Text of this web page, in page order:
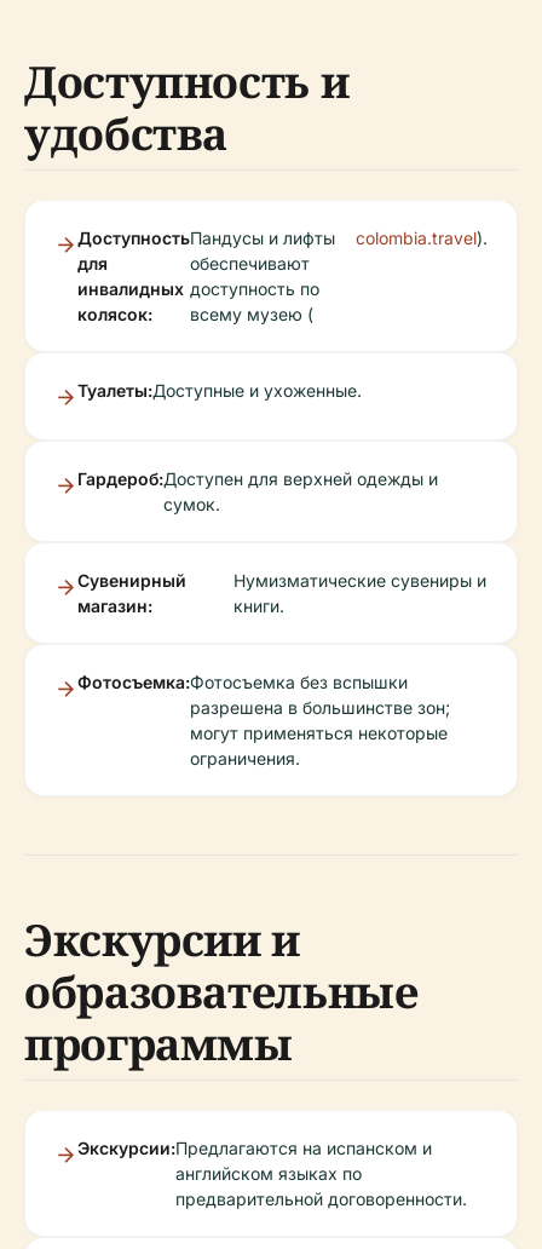
Доступность и
удобства
Доступность
для
инвалидных
колясок:
Пандусы и лифты
обеспечивают
доступность по
всему музею (
colombia.travel).
Туалеты:Доступные и ухоженные.
Гардероб:Доступен для верхней одежды и
сумок.
Сувенирный
магазин:
Нумизматические сувениры и
книги.
Фотосъемка:Фотосъемка без вспышки
разрешена в большинстве зон;
могут применяться некоторые
ограничения.
Экскурсии и
образовательные
программы
Экскурсии:Предлагаются на испанском и
английском языках по
предварительной договоренности.